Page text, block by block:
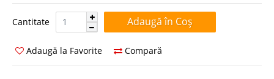
Cantitate Cantitate:
Adaugă la Favorite Compară